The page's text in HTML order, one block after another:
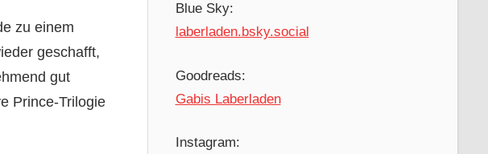
zu einem
geschafft,
gut
Prince-Trilogie
Blue Sky:
laberladen.bsky.social
Goodreads:
Gabis Laberladen
Instagram: